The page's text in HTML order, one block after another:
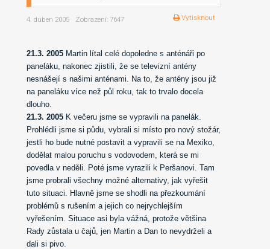
4. duben 2005 Zobrazení: 7647 Vytisknout
21.3. 2005 Martin lítal celé dopoledne s anténáři po
paneláku, nakonec zjistili, že se televizní antény
nesnášejí s našimi anténami. Na to, že antény jsou již
na paneláku více než půl roku, tak to trvalo docela
dlouho.
21.3. 2005 K večeru jsme se vypravili na panelák.
Prohlédli jsme si půdu, vybrali si místo pro nový stožár,
jestli ho bude nutné postavit a vypravili se na Mexiko,
dodělat malou poruchu s vodovodem, která se mi
povedla v neděli. Poté jsme vyrazili k Peršanovi. Tam
jsme probrali všechny možné alternativy, jak vyřešit
tuto situaci. Hlavně jsme se shodli na přezkoumání
problémů s rušením a jejich co nejrychlejším
vyřešením. Situace asi byla vážná, protože většina
Rady zůstala u čajů, jen Martin a Dan to nevydrželi a
dali si pivo.